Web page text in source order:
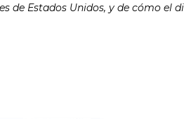
de Estados Unidos, y de cómo el